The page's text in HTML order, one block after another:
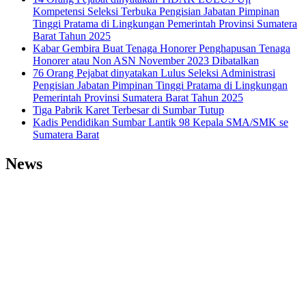
Kompetensi Seleksi Terbuka Pengisian Jabatan Pimpinan
Tinggi Pratama di Lingkungan Pemerintah Provinsi Sumatera
Barat Tahun 2025
Kabar Gembira Buat Tenaga Honorer Penghapusan Tenaga
Honorer atau Non ASN November 2023 Dibatalkan
76 Orang Pejabat dinyatakan Lulus Seleksi Administrasi
Pengisian Jabatan Pimpinan Tinggi Pratama di Lingkungan
Pemerintah Provinsi Sumatera Barat Tahun 2025
Tiga Pabrik Karet Terbesar di Sumbar Tutup
Kadis Pendidikan Sumbar Lantik 98 Kepala SMA/SMK se
Sumatera Barat
News